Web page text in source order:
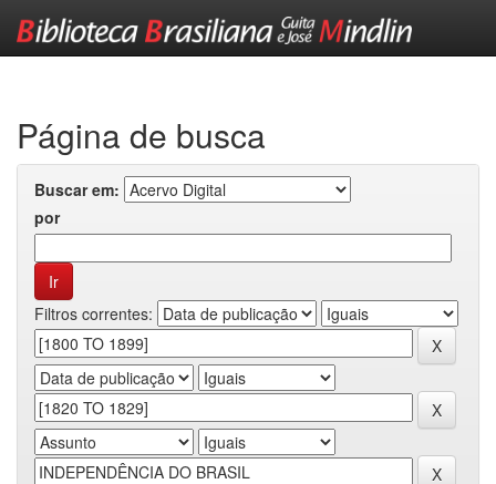
Página de busca
Buscar em:
por
Filtros correntes: